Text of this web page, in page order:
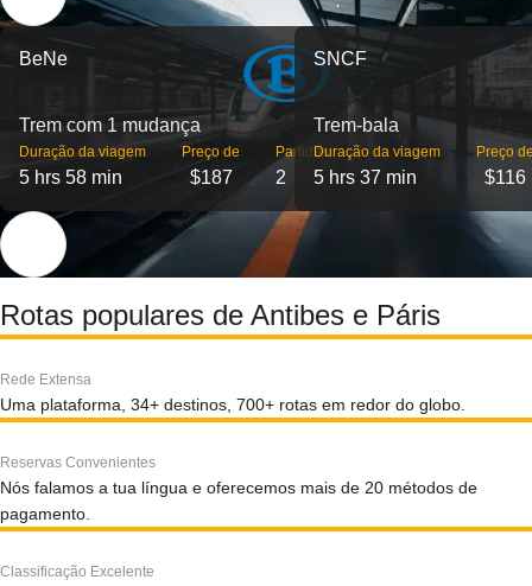
BeNe
Trem com 1 mudança
Duração da viagem
5 hrs 58 min
Preço de
$187
Partidas
2
SNCF
Trem-bala
Duração da viagem
5 hrs 37 min
Preço
$116
Rotas populares de Antibes e Páris
Rede Extensa
Uma plataforma, 34+ destinos, 700+ rotas em redor do globo.
Reservas Convenientes
Nós falamos a tua língua e oferecemos mais de 20 métodos de
pagamento.
Classificação Excelente